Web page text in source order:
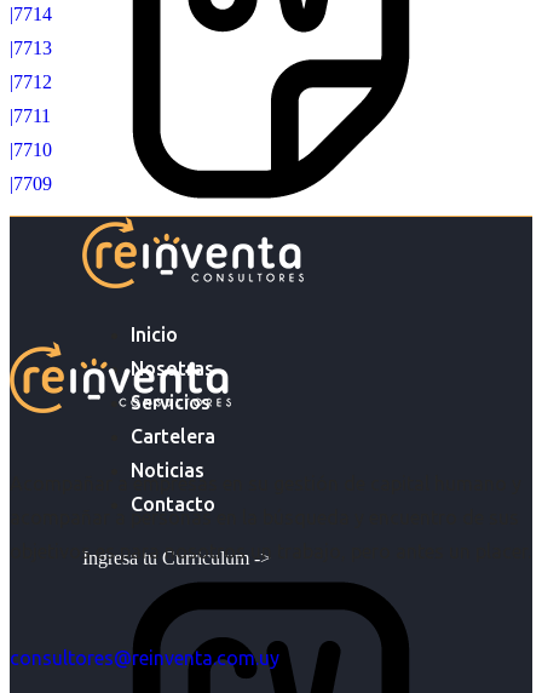
Inicio
Nosotras
Servicios
Cartelera
Noticias
Contacto
Ingresa tu Curriculum ->
|7714
|7713
|7712
|7711
|7710
|7709
Acompañar a empresas en su gestión de capital humano y
acompañar a personas en la búsqueda y encuentro de sus
objetivos es para nosotros un trabajo, pero antes un placer.
consultores@reinventa.com.uy